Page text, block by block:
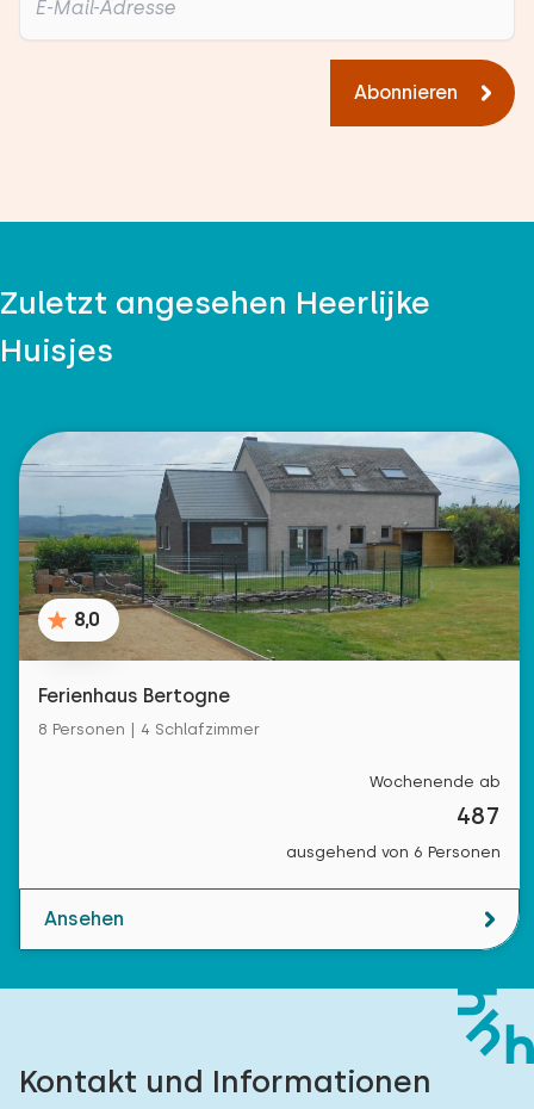
Abonnieren
Zuletzt angesehen Heerlijke
Huisjes
8,0
Ferienhaus Bertogne
8 Personen | 4 Schlafzimmer
Wochenende ab
487
ausgehend von 6 Personen
Ansehen
Kontakt und Informationen